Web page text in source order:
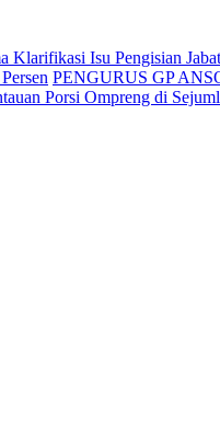
Isu Pengisian
PENGURUS GP
Porsi Ompreng di